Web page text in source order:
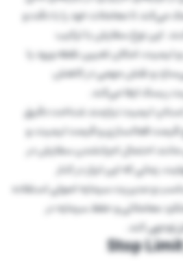
می‌کند تا معاملات خود را با دقت و
این نوع سفارش با ترکیب
امکان تعیین نقطه ورود یا
و نقش مهمی در کاهش
ریسک ایفا می‌کند.
استاپ لیمیت نیازمند شناخت دقیق
قیمت فعالسازی و قیمت لیمیت، و
احتمال اجرانشدن سفارش در
زمانی که این ابزار در کنار
و مدیریت سرمایه اصولی استفاده
معاملاتی و حفظ سرمایه در
کند.